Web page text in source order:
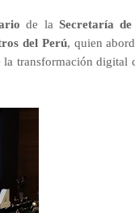
de la Secretaría
del Perú, quien
la transformación digital